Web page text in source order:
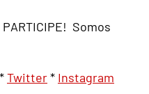
Somos
*Twitter* Instagram